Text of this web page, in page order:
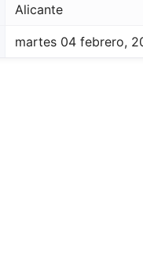
Alicante
martes 04 febrero,